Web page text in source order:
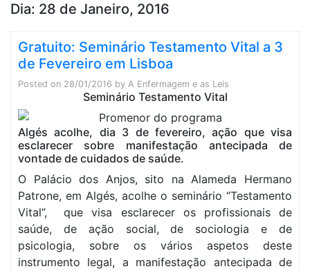
Dia: 28 de Janeiro, 2016
Gratuito: Seminário Testamento Vital a 3
de Fevereiro em Lisboa
Posted on 28/01/2016 by A Enfermagem e as Leis
Seminário Testamento Vital
Algés acolhe, dia 3 de fevereiro, ação que visa
esclarecer sobre manifestação antecipada de
vontade de cuidados de saúde.
O Palácio dos Anjos, sito na Alameda Hermano
Patrone, em Algés, acolhe o seminário “Testamento
Vital”, que visa esclarecer os profissionais de
saúde, de ação social, de sociologia e de
psicologia, sobre os vários aspetos deste
instrumento legal, a manifestação antecipada de